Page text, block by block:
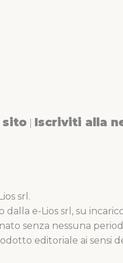
sito Iscriviti alla
srl.
dalla e-Lios srl, su
senza nessuna
editoriale ai sensi